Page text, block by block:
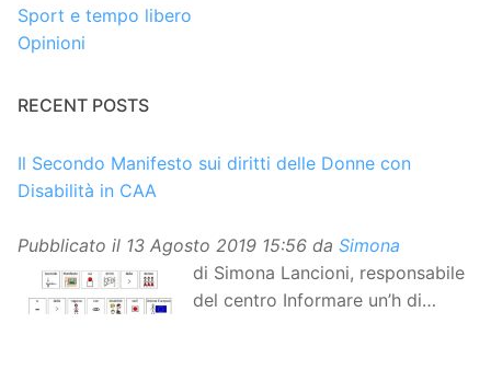
Sport e tempo libero
Opinioni
RECENT POSTS
Il Secondo Manifesto sui diritti delle Donne con
Disabilità in CAA
Pubblicato il 13 Agosto 2019 15:56 da Simona
di Simona Lancioni, responsabile
del centro Informare un’h di